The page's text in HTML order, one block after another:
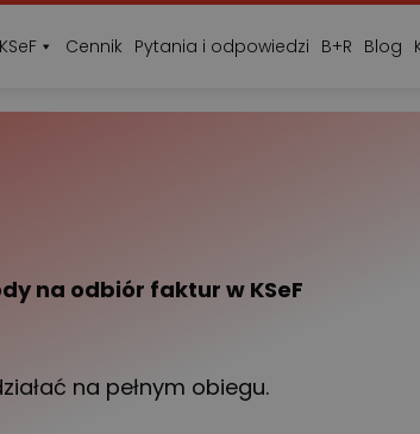
KSeF Cennik Pytania i odpowiedzi B+R Blog
na odbiór faktur w KSeF
na pełnym obiegu.